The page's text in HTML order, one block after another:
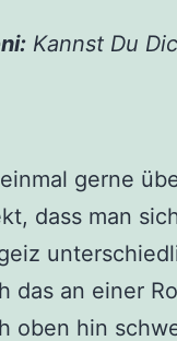
Kannst Du
gerne
dass man
das an einer
oben hin